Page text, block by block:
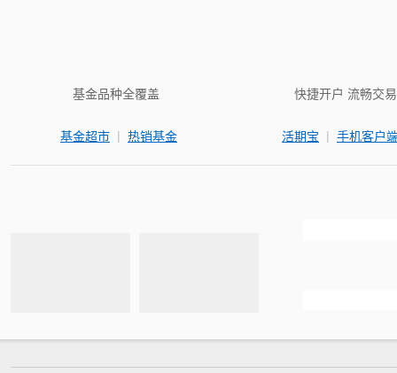
基金品种全覆盖
基金超市 | 热销基金
快捷开户 流畅交易
活期宝 | 手机客户